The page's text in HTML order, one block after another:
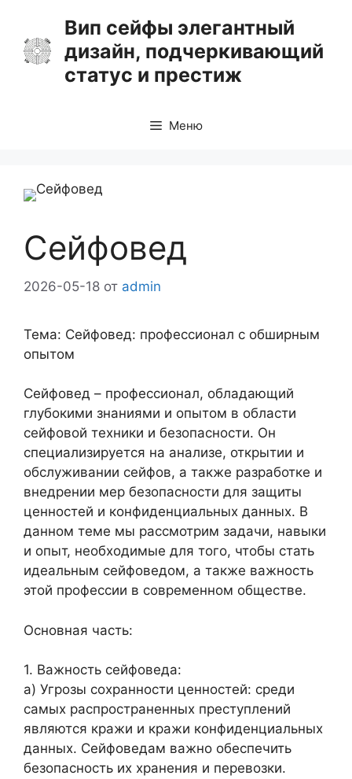
содержимому
Вип сейфы элегантный
дизайн, подчеркивающий
статус и престиж
Меню
Сейфовед
2026-05-18 от admin
Тема: Сейфовед: профессионал с обширным
опытом
Сейфовед – профессионал, обладающий
глубокими знаниями и опытом в области
сейфовой техники и безопасности. Он
специализируется на анализе, открытии и
обслуживании сейфов, а также разработке и
внедрении мер безопасности для защиты
ценностей и конфиденциальных данных. В
данном теме мы рассмотрим задачи, навыки
и опыт, необходимые для того, чтобы стать
идеальным сейфоведом, а также важность
этой профессии в современном обществе.
Основная часть:
1. Важность сейфоведа:
а) Угрозы сохранности ценностей: среди
самых распространенных преступлений
являются кражи и кражи конфиденциальных
данных. Сейфоведам важно обеспечить
безопасность их хранения и перевозки.